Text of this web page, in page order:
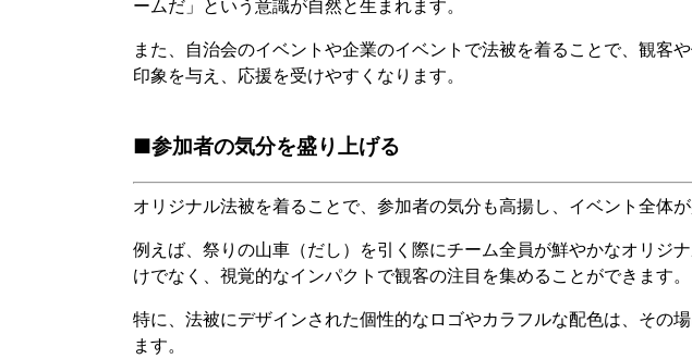
ームだ」という意識が自然と生まれます。
また、自治会のイベントや企業のイベントで法被を着ることで、観客
印象を与え、応援を受けやすくなります。
■参加者の気分を盛り上げる
オリジナル法被を着ることで、参加者の気分も高揚し、イベント全体が
例えば、祭りの山車（だし）を引く際にチーム全員が鮮やかなオリジ
けでなく、視覚的なインパクトで観客の注目を集めることができます。
特に、法被にデザインされた個性的なロゴやカラフルな配色は、その
ます。